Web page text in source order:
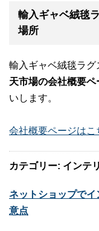
輸入ギャベ絨毯
場所
輸入ギャベ絨毯ラ
天市場の会社概要
いします。
会社概要ページはこ
カテゴリー: インテ
ネットショップで
意点